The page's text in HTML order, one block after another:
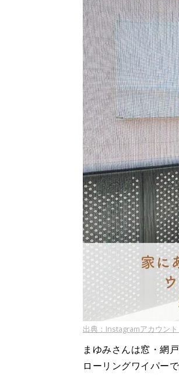
出典：Instagramアカウント
まゆみさんは窓・網
ローリングワイパー